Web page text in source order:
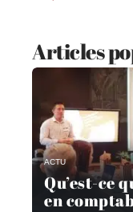
Articles
ACTU
Qu’est-ce
en